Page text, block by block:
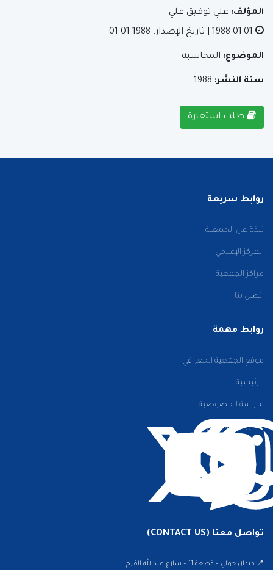
المؤلف: علي توفيق علي
1988-01-01
| تاريخ الإصدار: 1988-01-01
الموضوع: المحاسبة
سنة النشر:
طلب استعارة
روابط سريعة
نبذة عن الجمعية
المركز الإعلامي
مراكز الجمعية
اتصل بنا
روابط مهمة
موقع الجمعية الجغرافي
الرئيسية
سياسة الخصوصية
الشروط والأحكام
تواصل معنا (CONTACT US)
📍 ميدان حولي – قطعة 11 – شارع عبدالله الفرج